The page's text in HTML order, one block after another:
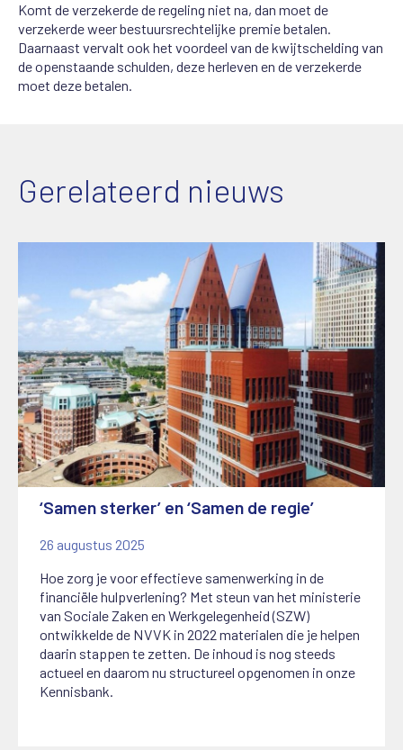
Komt de verzekerde de regeling niet na, dan moet de
verzekerde weer bestuursrechtelijke premie betalen.
Daarnaast vervalt ook het voordeel van de kwijtschelding van
de openstaande schulden, deze herleven en de verzekerde
moet deze betalen.
Gerelateerd nieuws
‘Samen sterker’ en ‘Samen de regie’
26 augustus 2025
Hoe zorg je voor effectieve samenwerking in de
financiële hulpverlening? Met steun van het ministerie
van Sociale Zaken en Werkgelegenheid (SZW)
ontwikkelde de NVVK in 2022 materialen die je helpen
daarin stappen te zetten. De inhoud is nog steeds
actueel en daarom nu structureel opgenomen in onze
Kennisbank.